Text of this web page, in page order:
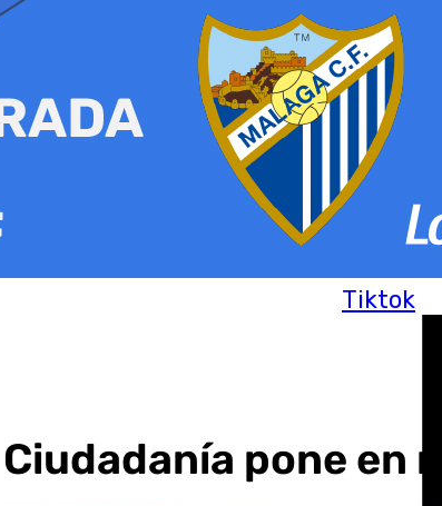
Tiktok
pone en